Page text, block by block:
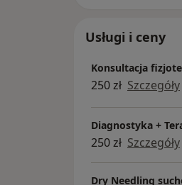
Usługi i ceny
Konsultacja
250 zł Szczegóły
Diagnostyka +
250 zł Szczegóły
Dry Needling